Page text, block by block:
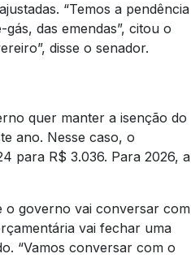
“Temos a pendência
das emendas”, citou o
disse o senador.
quer manter a isenção do
ano. Nesse caso, o
para R$ 3.036. Para 2026, a
o governo vai conversar com
vai fechar uma
“Vamos conversar com o